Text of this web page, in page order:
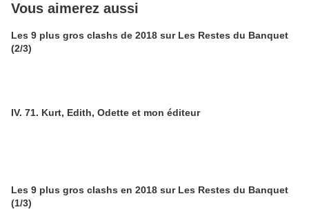
Vous aimerez aussi
Les 9 plus gros clashs de 2018 sur Les Restes du Banquet
(2/3)
IV. 71. Kurt, Edith, Odette et mon éditeur
Les 9 plus gros clashs en 2018 sur Les Restes du Banquet
(1/3)